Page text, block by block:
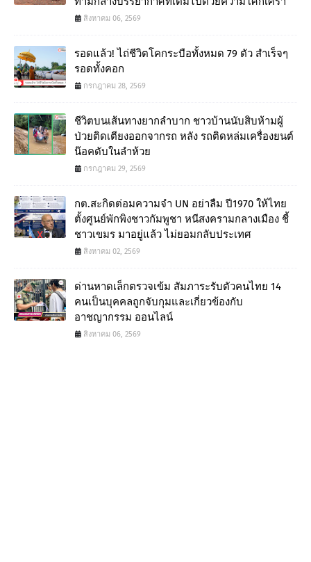
สิงหาคม 06, 2569
รอดแล้ว! ไถ่ชีวิตโคกระบือทั้งหมด 79 ตัว สำเร็จๆ
รอดทั้งคอก
กรกฎาคม 28, 2569
ชีวิตบนเส้นทางยากลำบาก ชาวบ้านนับสิบห้ามผู้
ป่วยติดเตียงออกจากรถ หลัง รถติดหล่มเครื่องยนต์
น๊อคดับในลำห้วย
กรกฎาคม 29, 2569
กต.สะกิดต่อมความจำ UN อย่าลืม ปี1970 ให้ไทย
ตั้งศูนย์พักพิงชาวกัมพูชา หนีสงครามกลางเมือง ชี้
ชาวเขมร มาอยู่แล้ว ไม่ยอมกลับประเทศ
สิงหาคม 02, 2569
ด่านหาดเล็กตรวจเข้ม สัมภาระรับตัวคนไทย 14
คนเป็นบุคคลถูกจับกุมและเกี่ยวข้องกับ
อาชญากรรม ออนไลน์
สิงหาคม 06, 2569